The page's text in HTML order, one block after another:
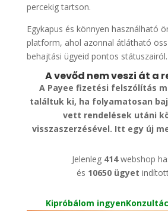
percekig tartson.
Egykapus és könnyen használható
platform, ahol azonnal átlátható
behajtási ügyeid pontos státuszairól.
A vevőd nem veszi át a
A Payee fizetési felszólítás
találtuk ki, ha folyamatosan
vett rendelések utáni
visszaszerzésével. Itt egy új
Jelenleg 414webshop
és 10650 ügyet
Kipróbálom ingyen